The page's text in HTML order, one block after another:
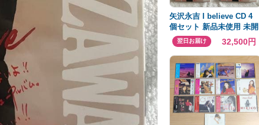
矢沢永吉 I believe CD 4
個セット 新品未使用 未開
封 FC限定盤
翌日お届け 32,500円